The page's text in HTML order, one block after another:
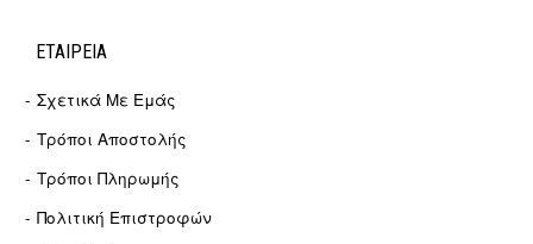
ΕΤΑΙΡΕΊΑ
Σχετικά Με Εμάς
Τρόποι Αποστολής
Τρόποι Πληρωμής
Πολιτική Επιστροφών